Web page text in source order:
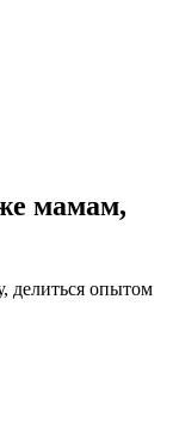
мамам,
делиться опытом